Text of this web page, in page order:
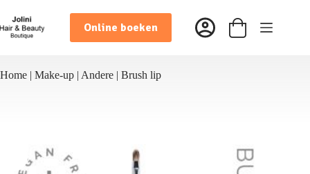
naar
de
inhoud
Online boeken Winkelwagen
Home | Make-up | Andere | Brush lip